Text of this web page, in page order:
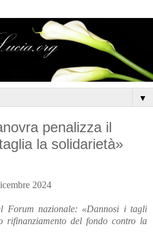
▼
penalizza il
la solidarietà»
2024
Forum nazionale: «Dannosi i tagli
del fondo contro la